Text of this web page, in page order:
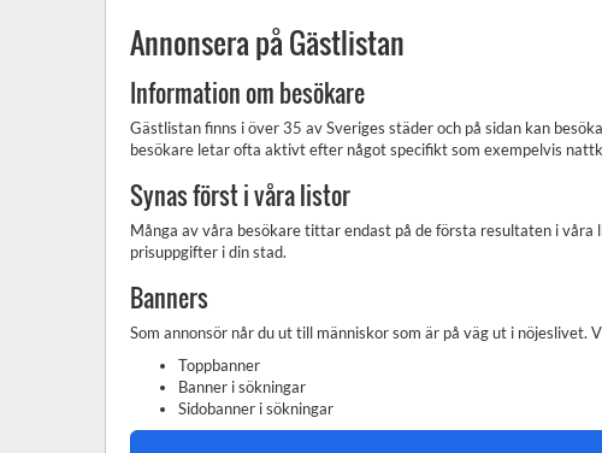
Annonsera på Gästlistan
Information om besökare
Gästlistan finns i över 35 av Sveriges städer och på sidan kan
besökare letar ofta aktivt efter något specifikt som exempelvis
Synas först i våra listor
Många av våra besökare tittar endast på de första resultaten i
prisuppgifter i din stad.
Banners
Som annonsör når du ut till människor som är på väg ut i
Toppbanner
Banner i sökningar
Sidobanner i sökningar